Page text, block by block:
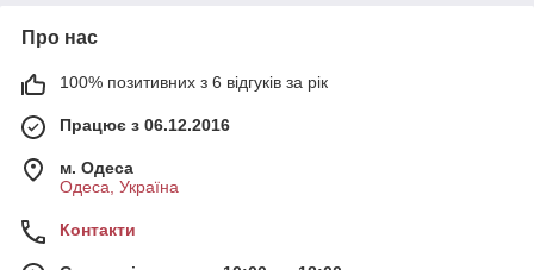
Про нас
100% позитивних з 6 відгуків за рік
Працює з 06.12.2016
м. Одеса
Одеса, Україна
Контакти